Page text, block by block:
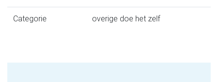
Categorie overige doe het zelf